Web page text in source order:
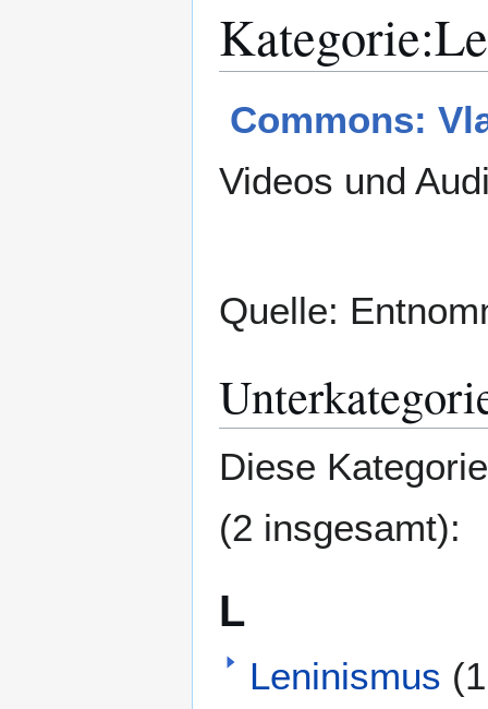
Kategorie:
Navigation
Suche
Commons:
Videos und
Quelle:
Diese
(2 insgesamt):
L
Leninismus